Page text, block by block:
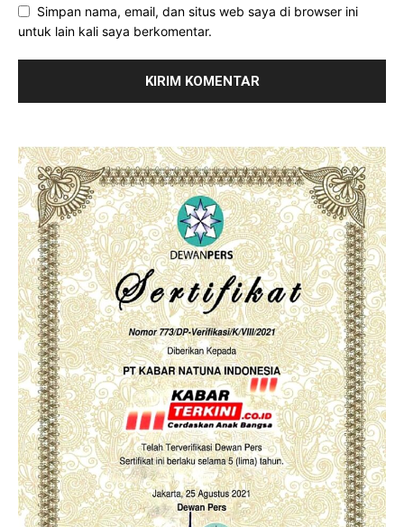
Simpan nama, email, dan situs web saya di browser ini
untuk lain kali saya berkomentar.